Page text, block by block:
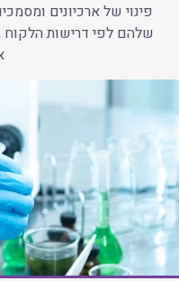
פינוי של ארכיונים
שלהם לפי דרישות הלקוח